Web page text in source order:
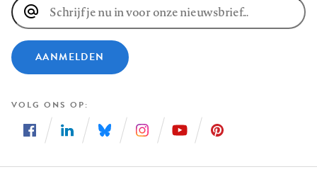
E-
mailadres
AANMELDEN
VOLG ONS OP
ons
ons
ons
ons
ons
ons